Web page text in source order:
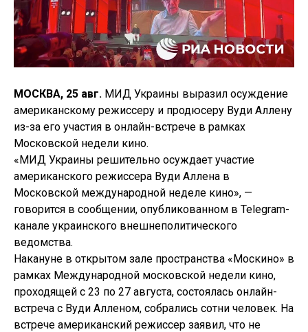
МОСКВА, 25 авг. МИД Украины выразил осуждение
американскому режиссеру и продюсеру Вуди Аллену
из-за его участия в онлайн-встрече в рамках
Московской недели кино.
«МИД Украины решительно осуждает участие
американского режиссера Вуди Аллена в
Московской международной неделе кино», —
говорится в сообщении, опубликованном в Telegram-
канале украинского внешнеполитического
ведомства.
Накануне в открытом зале пространства «Москино» в
рамках Международной московской недели кино,
проходящей с 23 по 27 августа, состоялась онлайн-
встреча с Вуди Алленом, собрались сотни человек. На
встрече американский режиссер заявил, что не